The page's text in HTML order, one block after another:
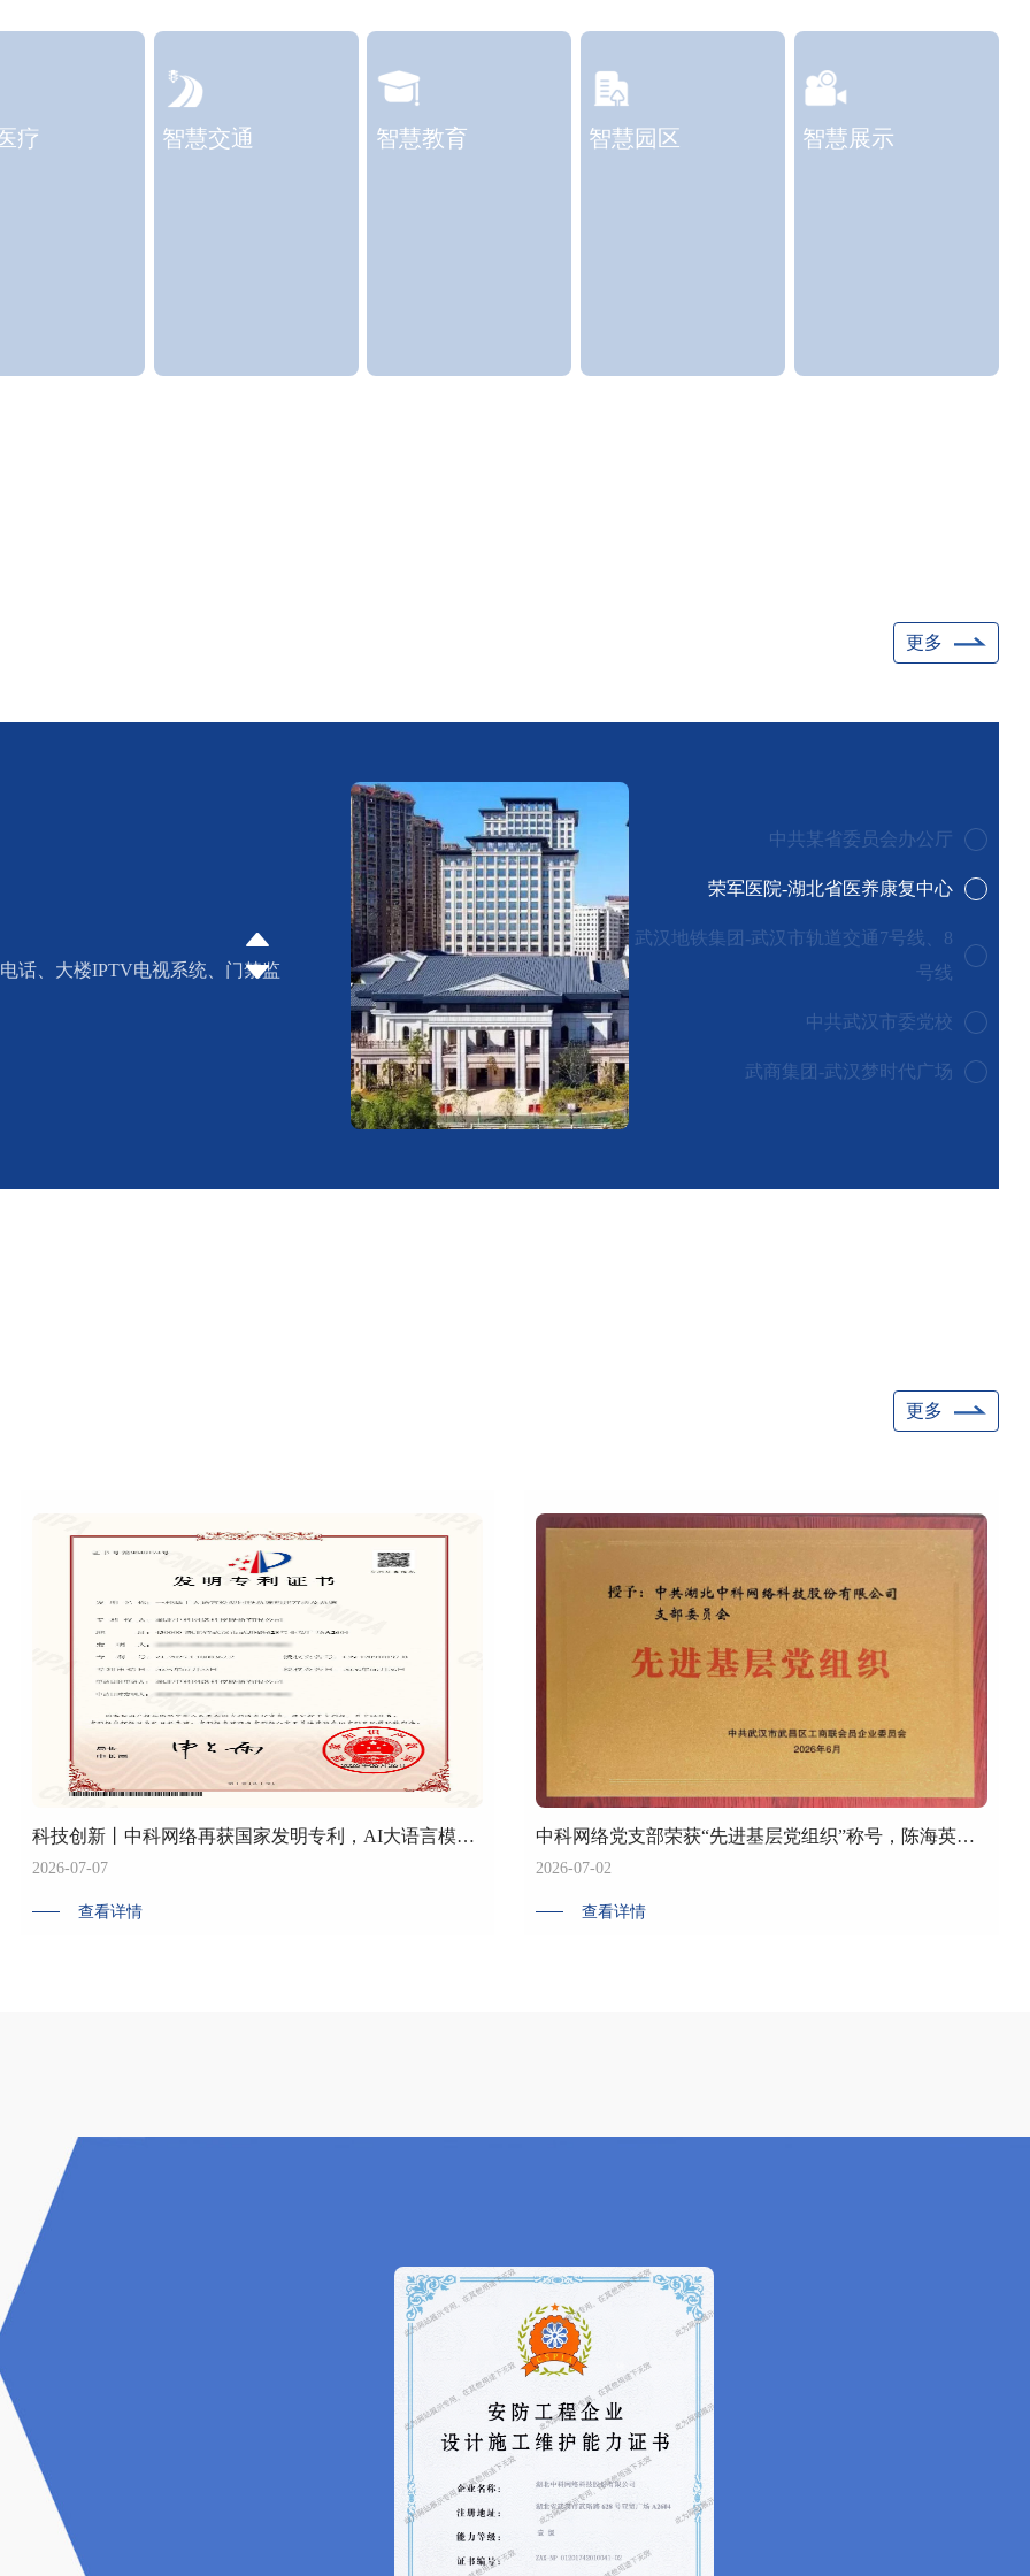
疗 智慧交通 智慧教育 智慧园区 智慧展示
更多
话、大楼IPTV电视系统、门禁监
中共某省委员会办公厅
荣军医院-湖北省医养康复中心
武汉地铁集团-武汉市轨道交通7号线、8
号线
中共武汉市委党校
武商集团-武汉梦时代广场
更多
科技创新丨中科网络再获国家发明专利，AI大语言模型问答系统技术取得新突破
2026-07-07
查看详情
中科网络党支部荣获“先进基层党组织”称号，陈海英、徐少琴同志荣获“优秀共产党员”称号
2026-07-02
查看详情